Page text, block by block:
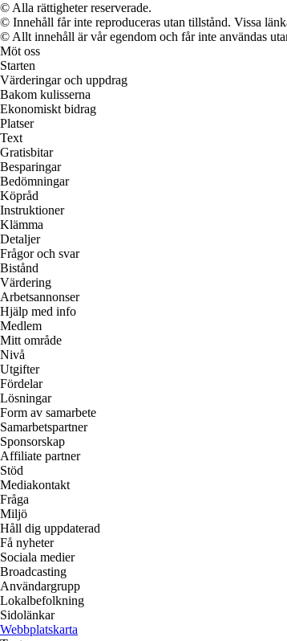
© Alla rättigheter reserverade.
© Innehåll får inte reproduceras utan tillstånd. Vissa
© Allt innehåll är vår egendom och får inte användas
Möt oss
Starten
Värderingar och uppdrag
Bakom kulisserna
Ekonomiskt bidrag
Platser
Text
Gratisbitar
Besparingar
Bedömningar
Köpråd
Instruktioner
Klämma
Detaljer
Frågor och svar
Bistånd
Värdering
Arbetsannonser
Hjälp med info
Medlem
Mitt område
Nivå
Utgifter
Fördelar
Lösningar
Form av samarbete
Samarbetspartner
Sponsorskap
Affiliate partner
Stöd
Mediakontakt
Fråga
Miljö
Håll dig uppdaterad
Få nyheter
Sociala medier
Broadcasting
Användargrupp
Lokalbefolkning
Sidolänkar
Webbplatskarta